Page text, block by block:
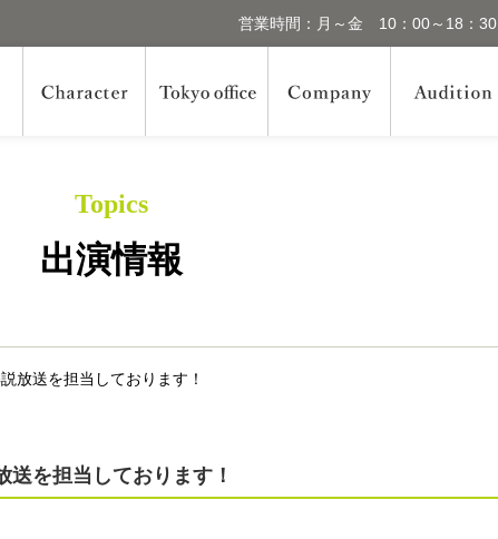
営業時間：月～金 10：00～18：30
Topics
出演情報
放送を担当しております！
を担当しております！